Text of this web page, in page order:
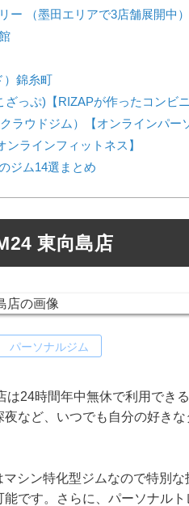
ー （墨田エリアで3店舗展開中）
）錦糸町
っぷ)【RIZAPが作ったコンビニ
ラウドジム）【オンラインパー
ンラインフィットネス】
ジム14選まとめ
東向島店
パーソナルジム
は24時間年中無休で利用でき
など、いつでも自分の好き
マシン特化型ジムなので特別
です。さらに、パーソナル